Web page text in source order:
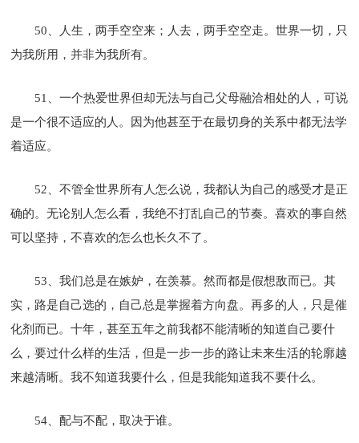
50、人生，两手空空来；人去，两手空空走。世界一切，只
为我所用，并非为我所有。
51、一个热爱世界但却无法与自己父母融洽相处的人，可说
是一个很不适应的人。因为他甚至于在最切身的关系中都无法学
着适应。
52、不管全世界所有人怎么说，我都认为自己的感受才是正
确的。无论别人怎么看，我绝不打乱自己的节奏。喜欢的事自然
可以坚持，不喜欢的怎么也长久不了。
53、我们总是在嫉妒，在羡慕。然而都是假想敌而已。其
实，路是自己选的，自己总是掌握着方向盘。再多的人，只是催
化剂而已。十年，甚至五年之前我都不能清晰的知道自己要什
么，要过什么样的生活，但是一步一步的路让未来生活的轮廓越
来越清晰。我不知道我要什么，但是我能知道我不要什么。
54、配与不配，取决于谁。